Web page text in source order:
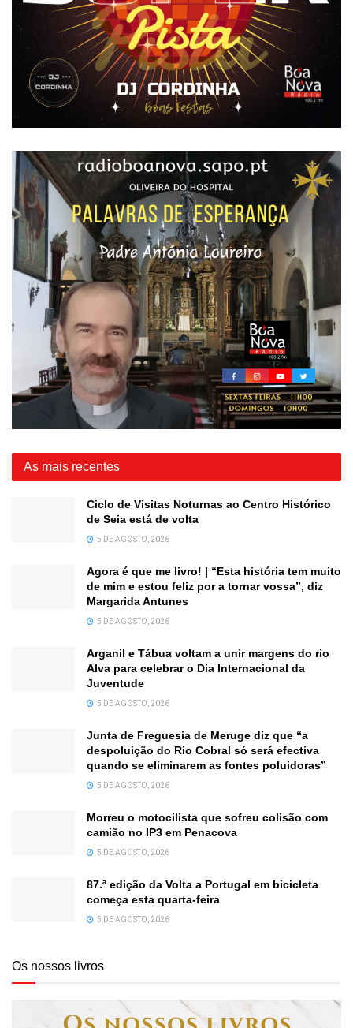
As mais recentes
Ciclo de Visitas Noturnas ao Centro Histórico
de Seia está de volta
5 DE AGOSTO, 2026
Agora é que me livro! | “Esta história tem muito
de mim e estou feliz por a tornar vossa”, diz
Margarida Antunes
5 DE AGOSTO, 2026
Arganil e Tábua voltam a unir margens do rio
Alva para celebrar o Dia Internacional da
Juventude
5 DE AGOSTO, 2026
Junta de Freguesia de Meruge diz que “a
despoluição do Rio Cobral só será efectiva
quando se eliminarem as fontes poluidoras”
5 DE AGOSTO, 2026
Morreu o motocilista que sofreu colisão com
camião no IP3 em Penacova
5 DE AGOSTO, 2026
87.ª edição da Volta a Portugal em bicicleta
começa esta quarta-feira
5 DE AGOSTO, 2026
Os nossos livros